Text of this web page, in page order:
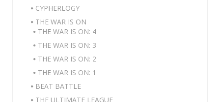
CYPHERLOGY
THE WAR IS ON
THE WAR IS ON: 4
THE WAR IS ON: 3
THE WAR IS ON: 2
THE WAR IS ON: 1
BEAT BATTLE
THE ULTIMATE LEAGUE